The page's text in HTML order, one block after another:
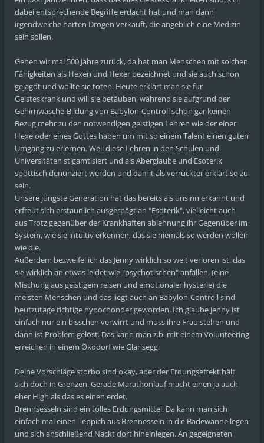
dabei entsprechende Begriffe erdacht hat und man dann
irgendwelche harten Drogen verkauft, die angeblich eine Medizin
sein sollen.
Gehen wir mal 500 Jahre zurück, da hat man Menschen mit solchen
Fähigkeiten als Hexen und Hexer bezeichnet und sie auch schon
gejagdt und wollte sie töten. Heute erklärt man sie für
Geisteskrank und will sie betäuben, während sie aufgrund der
Gehirnwäsche-Bildung von Babylon-Controll schon gar keinen
Bezug mehr zu den notwendigen geistigen Lehren wie der einer
Hexe oder eines Gottes haben um mit so einem Talent einen guten
Umgang zu erlernen. Weil diese Lehren in den Schulen und
Universitäten stigamtisiert und als Aberglaube und Esoterik
spöttisch denunziert werden und damit als verrückter erklärt so zu
sein.
Unsere jüngste Generation hat das bereits als unsinn erkannt und
erfreut sich erstaunlich ausgerpägt an "Esoterik", vielleicht auch
aus Trotz gegenüber der Krankhaften ablehnung ihr Gegenüber im
System, wie sie intuitiv erkennen, das sie niemals so werden wollen
wie die.
Außerdem bezweifel ich das Jenny wirklich so weit verloren ist, das
sie wirklich an etwas leidet wie "psychotischen" anfällen, (eine
Mischung aus geistigem reisen und emotionaler hysterie) die
meisten Menschen und das liegt auch an Babylon-Controll sind
heutzutage richtige hypochonder geworden. Ich glaube Jenny ist
einfach nur ein bisschen verwirrt und muss ihre Frau stehen und
dann ist Problem gelöst. Das kann man z.b. mit einem Volunteering
erreichen in einem Ökodorf wie Glarisegg.
Deine Vorschläge storbo sind okay, aber der Erdungseffekt hält
sich doch in Grenzen. Gerade Marathonlauf macht einen ja auch
eher High als das es einen erdet.
Brennsesseln sind ein tolles Erdungsmittel. Da kann man sich
einfach mal einen Teppich aus Brennesseln in die Badewanne legen
und sich anschließend Nackt dort hineinlegen. An gegeigneten